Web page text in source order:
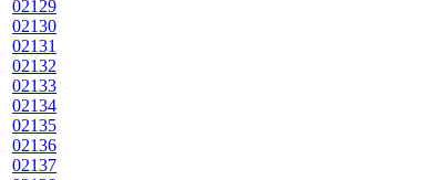
02129
02130
02131
02132
02133
02134
02135
02136
02137